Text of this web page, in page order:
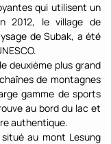
qui utilisent un
2012, le village de
de Subak, a été
deuxième plus grand
de montagnes
gamme de sports
au bord du lac et
authentique.
au mont Lesung